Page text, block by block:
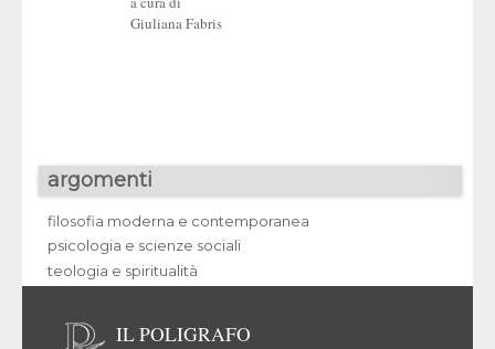
Giuliana Fabris
argomenti
filosofia moderna e contemporanea
psicologia e scienze sociali
teologia e spiritualità
IL POLIGRAFO